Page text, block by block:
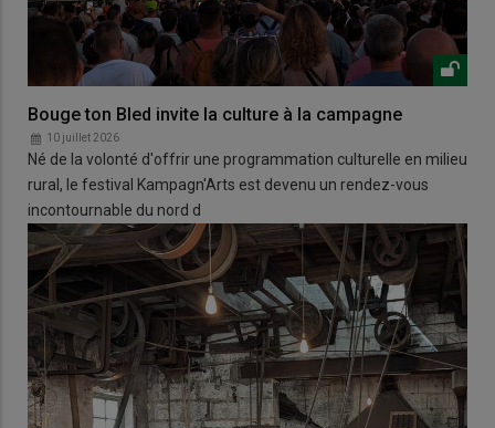
Bouge ton Bled invite la culture à la campagne
10 juillet 2026
Né de la volonté d'offrir une programmation culturelle en milieu
rural, le festival Kampagn'Arts est devenu un rendez-vous
incontournable du nord d